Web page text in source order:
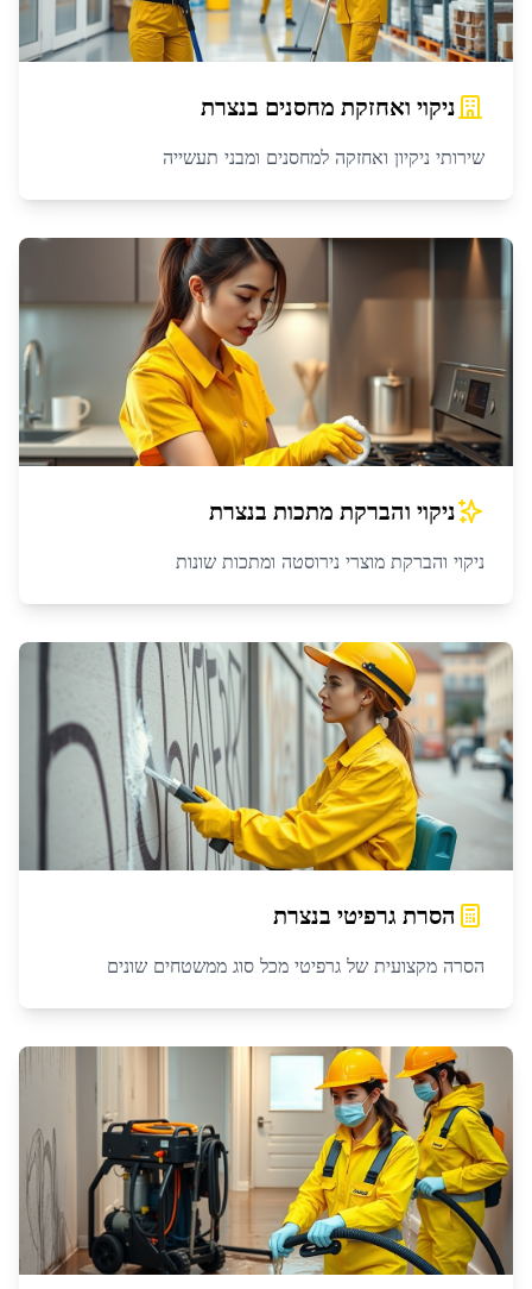
ניקוי ואחזקת מחסנים בנצרת
שירותי ניקיון ואחזקה למחסנים ומבני תעשייה
ניקוי והברקת מתכות בנצרת
ניקוי והברקת מוצרי נירוסטה ומתכות שונות
הסרת גרפיטי בנצרת
הסרה מקצועית של גרפיטי מכל סוג ממשטחים שונים